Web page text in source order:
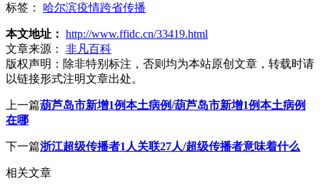
标签： 哈尔滨疫情跨省传播
本文地址： http://www.ffidc.cn/33419.html
文章来源：
非凡百科
版权声明： 除非特别标注，否则均为本站原创文章，转载时请
以链接形式注明文章出处。
上一篇葫芦岛市新增1例本土病例/葫芦岛市新增1例本土病例
在哪
下一篇浙江超级传播者1人关联27人/超级传播者意味着什么
相关文章